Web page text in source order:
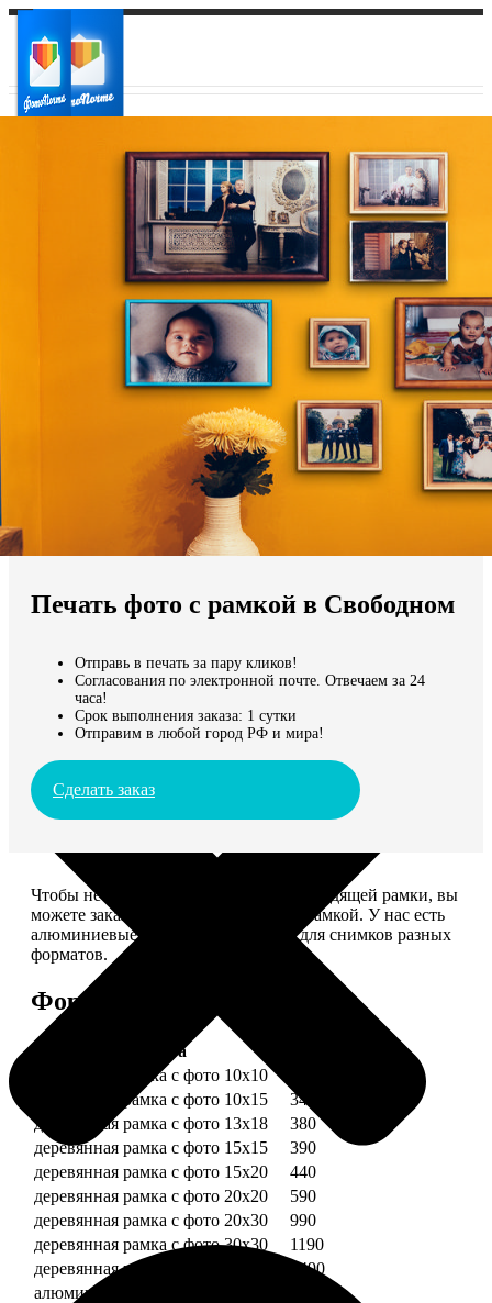
Ваш регион доставки
Выберите из списка:
Мы доставляем по всему миру
Продолжить без города
Печать фото с рамкой в Свободном
Отправь в печать за пару кликов!
Согласования по электронной почте. Отвечаем за 24
часа!
Срок выполнения заказа: 1 сутки
Отправим в любой город РФ и мира!
Сделать заказ
Чтобы не тратить время на поиск подходящей рамки, вы
можете заказать печать фото сразу с рамкой. У нас есть
алюминиевые и деревянные рамки для снимков разных
форматов.
Форматы и цены
Услуга
деревянная рамка с фото 10х10
деревянная рамка с фото 10х15
340
деревянная рамка с фото 13х18
380
деревянная рамка с фото 15х15
390
деревянная рамка с фото 15х20
440
деревянная рамка с фото 20х20
590
деревянная рамка с фото 20х30
990
деревянная рамка с фото 30х30
1190
деревянная рамка с фото 30х40
1490
алюминиевая рамка с фото 10х15